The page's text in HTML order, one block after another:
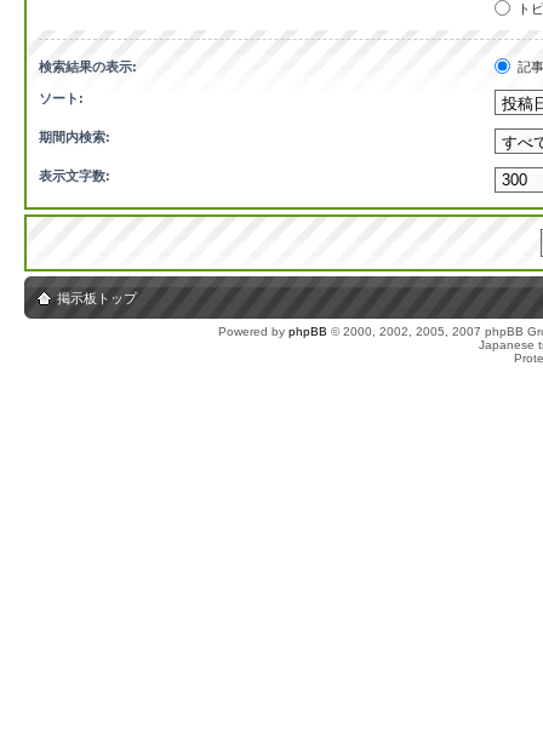
ト
検索結果の表示: 記事
ソート:
期間内検索:
表示文字数:
掲示板トップ
Powered by phpBB © 2000, 2002, 2005, 2007 phpBB
Japanese